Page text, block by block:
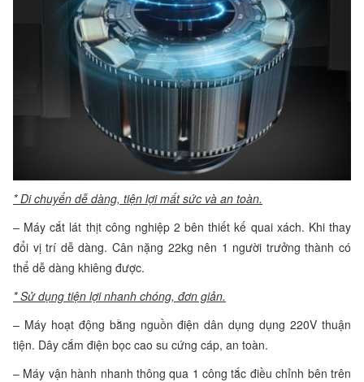
* Di chuyển dễ dàng, tiện lợi mất sức và an toàn.
– Máy cắt lát thịt công nghiệp 2 bên thiết kế quai xách. Khi thay
đổi vị trí dễ dàng. Cân nặng 22kg nên 1 người trưởng thành có
thể dễ dàng khiêng được.
* Sử dụng tiện lợi nhanh chóng, đơn giản.
– Máy hoạt động bằng nguồn điện dân dụng dụng 220V thuận
tiện. Dây cắm điện bọc cao su cứng cáp, an toàn.
– Máy vận hành nhanh thông qua 1 công tắc điều chỉnh bên trên